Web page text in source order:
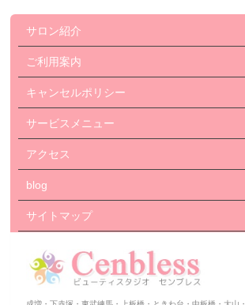
サロン紹介
ご利用案内
キャンセルポリシー
サービスメニュー
アクセス
blog
サイトマップ